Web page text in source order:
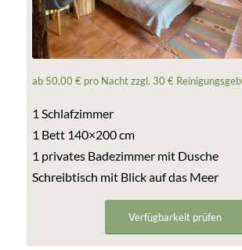
ab 50,00 € pro Nacht zzgl. 30 €
1 Schlafzimmer
1 Bett 140×200 cm
1 privates Badezimmer mit Dusche
Schreibtisch mit Blick auf das Meer
Verfügbarkeit prüfen